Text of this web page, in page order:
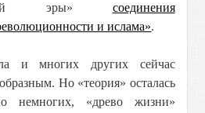
эры» соединения
и ислама».
и многих других сейчас
Но «теория» осталась
немногих, «древо жизни»